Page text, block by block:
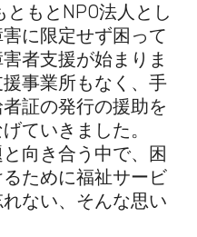
もとNPO法人とし
に限定せず困って
者支援が始まりま
事業所もなく、手
証の発行の援助を
ていきました。
向き合う中で、困
ために福祉サービ
ない、そんな思い